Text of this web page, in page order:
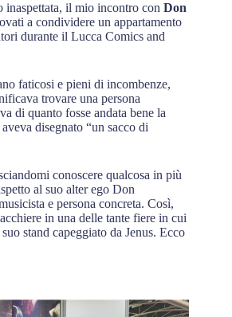
inaspettata, il mio incontro con Don
a condividere un appartamento
durante il Lucca Comics and
faticosi e pieni di incombenze,
trovare una persona
di quanto fosse andata bene la
disegnato “un sacco di
conoscere qualcosa in più
al suo alter ego Don
e persona concreta. Così,
in una delle tante fiere in cui
stand capeggiato da Jenus. Ecco